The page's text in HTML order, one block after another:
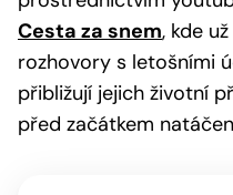
Cesta za snem, kde
rozhovory s letošními
přibližují jejich životní
před začátkem